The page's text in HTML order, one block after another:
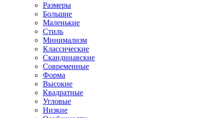
Размеры
Большие
Маленькие
Стиль
Минимализм
Классические
Скандинавские
Современные
Форма
Высокие
Квадратные
Угловые
Низкие